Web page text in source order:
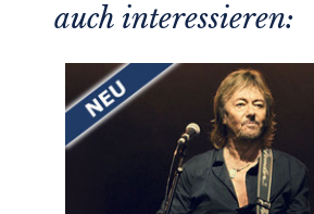
auch interessieren: